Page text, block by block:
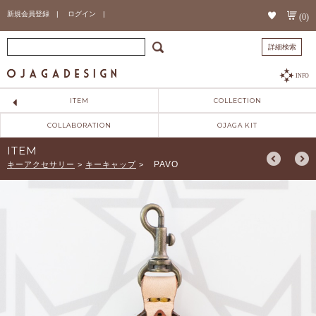
新規会員登録 | ログイン | (0)
詳細検索
INFO
ITEM COLLECTION
COLLABORATION OJAGA KIT
ITEM
キーアクセサリー > キーキャップ > PAVO